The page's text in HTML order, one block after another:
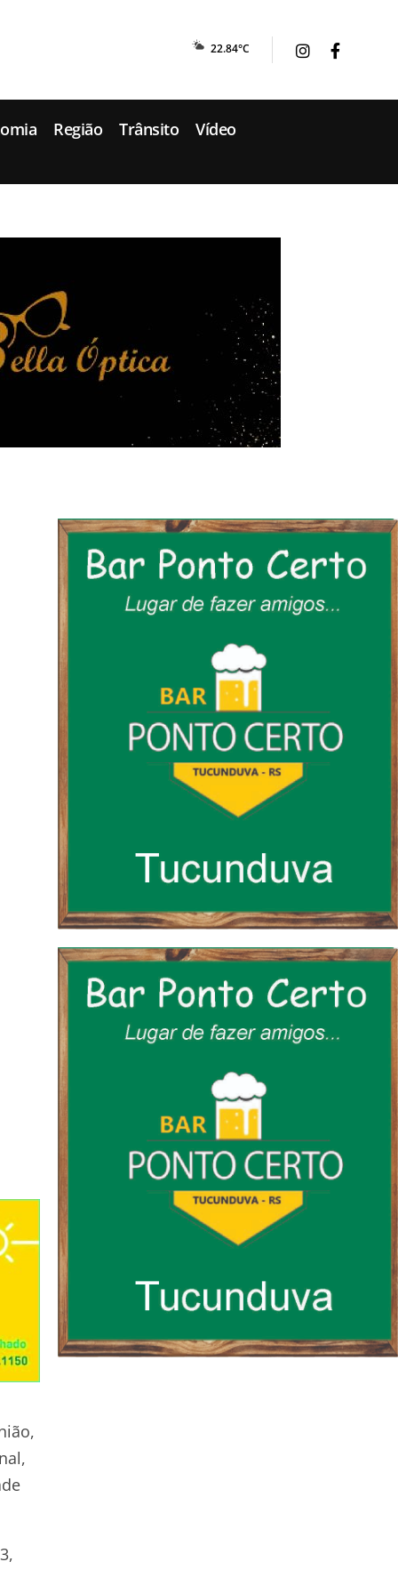
22.84°C
Região Trânsito Vídeo